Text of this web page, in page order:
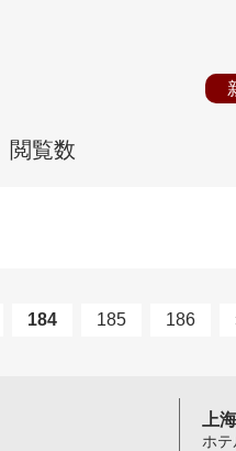
閲覧数
184 185 186
上
ホ